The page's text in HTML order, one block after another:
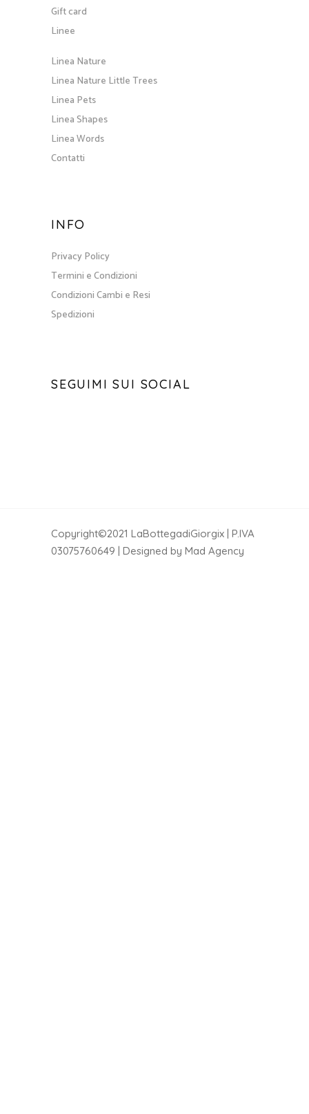
Gift card
Linee
Linea Nature
Linea Nature Little Trees
Linea Pets
Linea Shapes
Linea Words
Contatti
INFO
Privacy Policy
Termini e Condizioni
Condizioni Cambi e Resi
Spedizioni
SEGUIMI SUI SOCIAL
Copyright©2021 LaBottegadiGiorgix | P.IVA
03075760649 | Designed by Mad Agency